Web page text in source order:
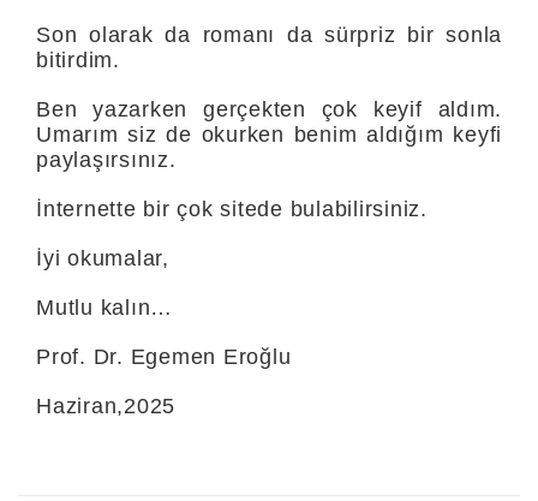
Son olarak da romanı da sürpriz bir sonla
bitirdim.
Ben yazarken gerçekten çok keyif aldım.
Umarım siz de okurken benim aldığım keyfi
paylaşırsınız.
İnternette bir çok sitede bulabilirsiniz.
İyi okumalar,
Mutlu kalın…
Prof. Dr. Egemen Eroğlu
Haziran,2025